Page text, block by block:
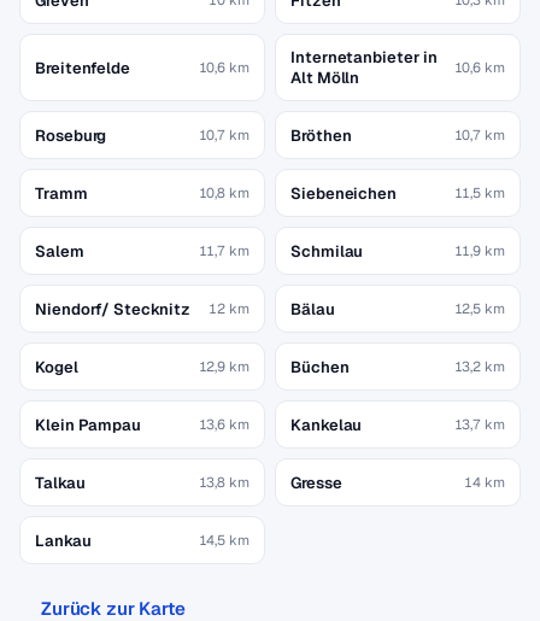
Breitenfelde 10,6 km
Internetanbieter in
Alt Mölln
10,6 km
Roseburg 10,7 km Bröthen 10,7 km
Tramm 10,8 km Siebeneichen 11,5 km
Salem 11,7 km Schmilau 11,9 km
Niendorf/ Stecknitz 12 km Bälau 12,5 km
Kogel 12,9 km Büchen 13,2 km
Klein Pampau 13,6 km Kankelau 13,7 km
Talkau 13,8 km Gresse 14 km
Lankau 14,5 km
Zurück zur Karte